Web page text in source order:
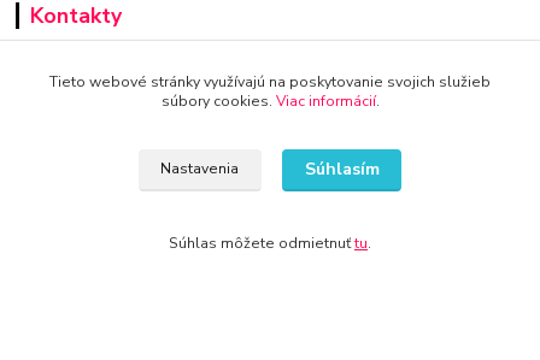
Kontakty
+421 940 949 000
Tieto webové stránky využívajú na poskytovanie svojich služieb
súbory cookies. Viac informácií.
Nastavenia Súhlasím
Súhlas môžete odmietnuťtu.